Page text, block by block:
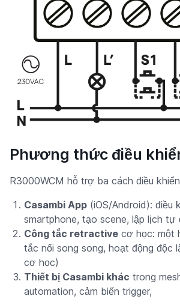
Phương thức điều
R3000WCM hỗ trợ ba cách điều
Casambi App (iOS/Android): điều
smartphone, tạo scene, lập lịch tự
Công tắc retractive cơ học: một
tắc nối song song, hoạt động độc
cơ học)
Thiết bị Casambi khác trong
automation, cảm biến trigger,